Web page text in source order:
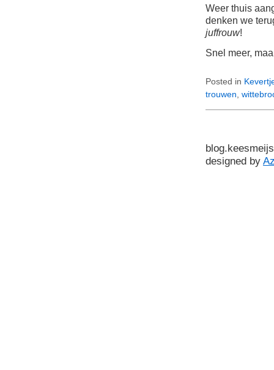
Weer thuis
denken we
juffrouw!
Snel meer,
Posted in
trouwen,
designed by